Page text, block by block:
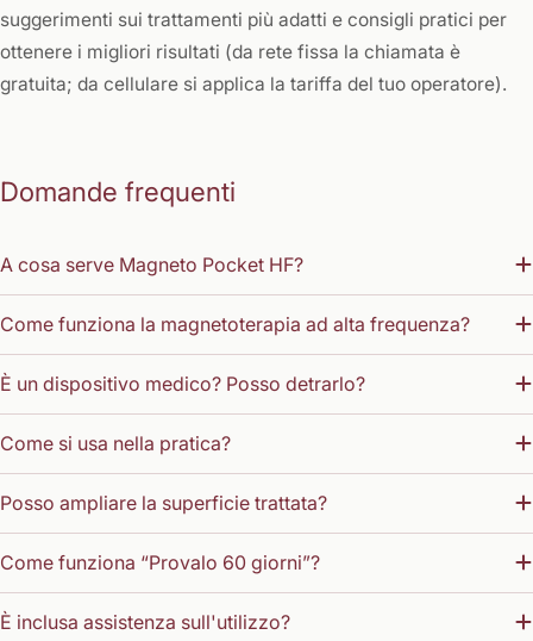
suggerimenti sui trattamenti più adatti e consigli pratici per
ottenere i migliori risultati (da rete fissa la chiamata è
gratuita; da cellulare si applica la tariffa del tuo operatore).
Domande frequenti
A cosa serve Magneto Pocket HF?
Come funziona la magnetoterapia ad alta frequenza?
È un dispositivo medico? Posso detrarlo?
Come si usa nella pratica?
Posso ampliare la superficie trattata?
Come funziona “Provalo 60 giorni”?
È inclusa assistenza sull'utilizzo?